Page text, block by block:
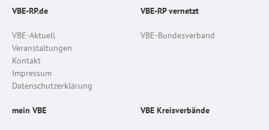
VBE-RP.de
VBE-Aktuell
Veranstaltungen
Kontakt
Impressum
Datenschutzerklärung
VBE-RP vernetzt
VBE-Bundesverband
mein VBE VBE Kreisverbände